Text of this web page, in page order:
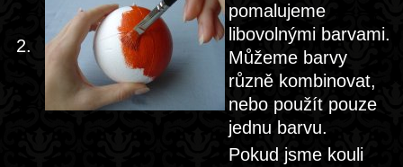
2.
pomalujeme
libovolnými barvami.
Můžeme barvy
různě kombinovat,
nebo použít pouze
jednu barvu.
Pokud jsme kouli